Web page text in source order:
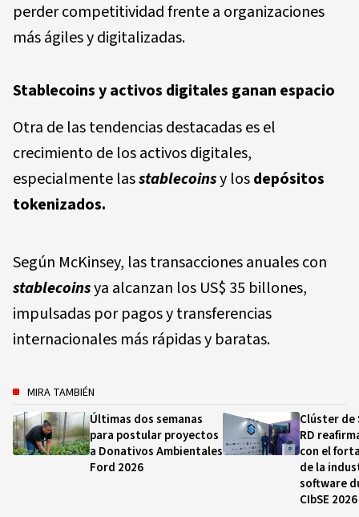
perder competitividad frente a organizaciones
más ágiles y digitalizadas.
Stablecoins y activos digitales ganan espacio
Otra de las tendencias destacadas es el
crecimiento de los activos digitales,
especialmente lasstablecoinsy losdepósitos
tokenizados.
Según McKinsey, las transacciones anuales con
stablecoinsya alcanzan los US$ 35 billones,
impulsadas por pagos y transferencias
internacionales más rápidas y baratas.
MIRA TAMBIÉN
Últimas dos semanas
para postular proyectos
a Donativos Ambientales
Ford 2026
Clúster de
RD
con el
de la
software
CIbSE 2026